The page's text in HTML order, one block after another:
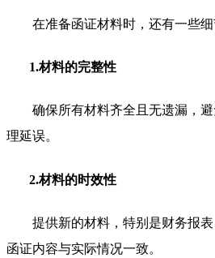
在准备函证材料时，还有一些细
1.材料的完整性
确保所有材料齐全且无遗漏，
理延误。
2.材料的时效性
提供新的材料，特别是财务报
函证内容与实际情况一致。